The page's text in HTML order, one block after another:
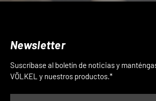
Newsletter
Suscríbase al boletín de noticias y
VÖLKEL y nuestros productos.*